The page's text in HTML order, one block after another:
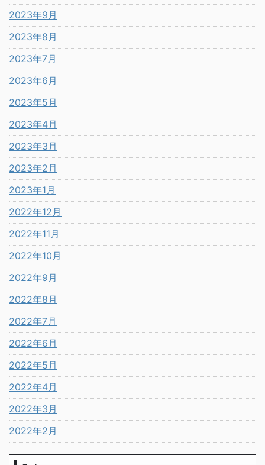
2023年9月
2023年8月
2023年7月
2023年6月
2023年5月
2023年4月
2023年3月
2023年2月
2023年1月
2022年12月
2022年11月
2022年10月
2022年9月
2022年8月
2022年7月
2022年6月
2022年5月
2022年4月
2022年3月
2022年2月